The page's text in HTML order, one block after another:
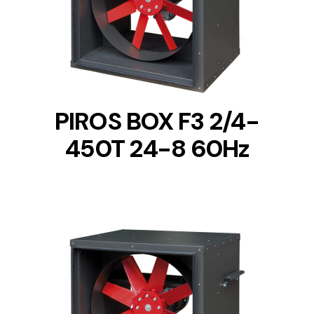
DETAILS
PIROS BOX F3 2/4-
450T 24-8 60Hz